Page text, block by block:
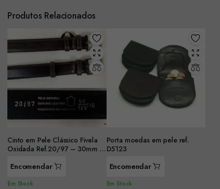
Produtos Relacionados
Cinto em Pele Clássico Fivela
Oxidada Ref.20/97 – 30mm –
Encomendar
Em Stock
Porta moedas em pele ref.
D5123
Encomendar
Em Stock